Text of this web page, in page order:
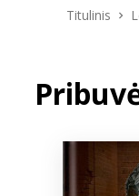
ELVIS atvyksta
Titulinis